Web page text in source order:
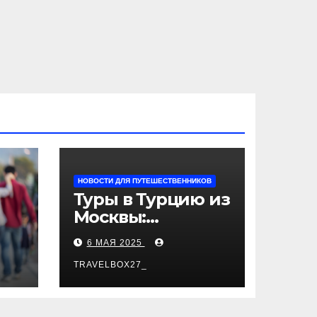
НОВОСТИ ДЛЯ ПУТЕШЕСТВЕННИКОВ
Туры в Турцию из
Москвы:
пляжный отдых,
экскурсии и
лучшие курорты
6 МАЯ 2025
TRAVELBOX27_